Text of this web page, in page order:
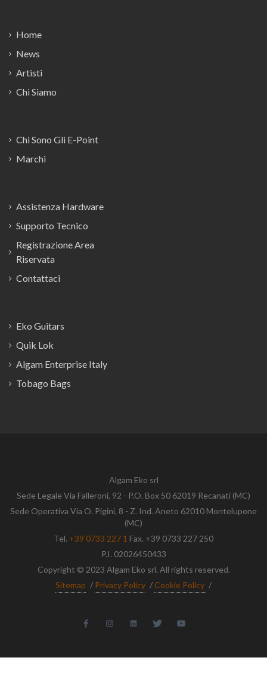
Home
News
Artisti
Chi Siamo
Chi Sono Gli E-Point
Marchi
Assistenza Hardware
Supporto Tecnico
Registrazione Area
Riservata
Contattaci
Eko Guitars
Quik Lok
Algam Enterprise Italy
Tobago Bags
Algam Eko srl
Sede Legale Via Falleroni, 92 - P.O. Box 50 62019 Recanati (MC)
Sede Operativa Via O. Pigini, 8 - Z. Ind. Aneto 62010 Montelupone
(MC)
Tel. +39 0733 227 1 Fax. +39 0733 227 250
P.I. 02026450433
Copyright © 2023 Algam Eko srl. All rights reserved.
Sitemap / Privacy Policy / Cookie Policy /